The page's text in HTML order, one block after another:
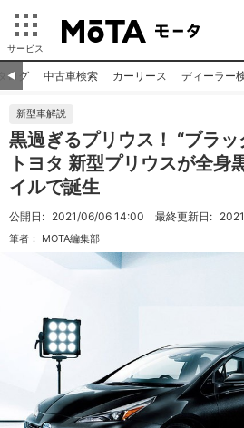
サービス
◀︎
ログ 中古車検索 カーリース ディーラー
新型車解説
黒過ぎるプリウス！ “ブラ
トヨタ 新型プリウスが全身
イルで誕生
公開日: 2021/06/06 14:00 最終更新日:
筆者： MOTA編集部